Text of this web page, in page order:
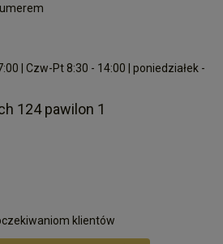
| Czw-Pt 8:30 - 14:00 | poniedziałek -
124 pawilon 1
klientów